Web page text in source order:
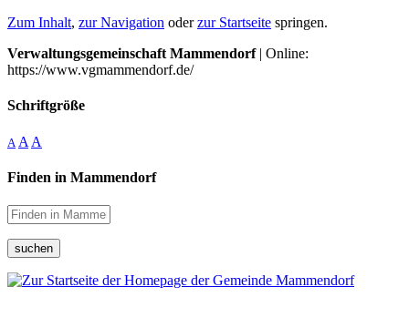
Zum Inhalt, zur Navigation oderzur Startseite springen.
Verwaltungsgemeinschaft Mammendorf| Online:
https://www.vgmammendorf.de/
Schriftgröße
A A A
Finden in Mammendorf
suchen